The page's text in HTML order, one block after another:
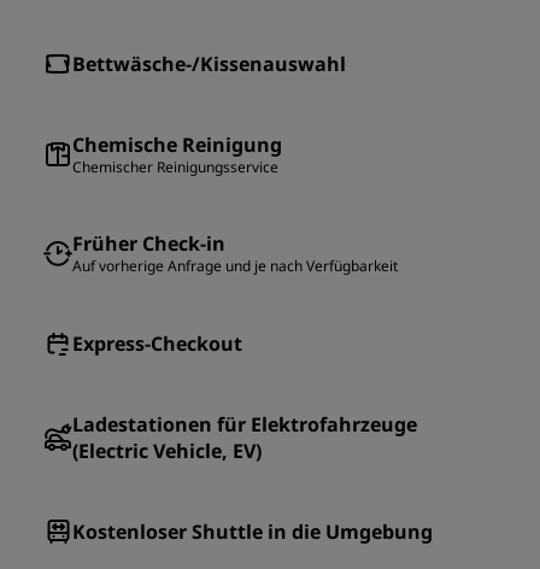
Bettwäsche-/Kissenauswahl
Chemische Reinigung
Chemischer Reinigungsservice
Früher Check-in
Auf vorherige Anfrage und je nach Verfügbarkeit
Express-Checkout
Ladestationen für Elektrofahrzeuge
(Electric Vehicle, EV)
Kostenloser Shuttle in die Umgebung